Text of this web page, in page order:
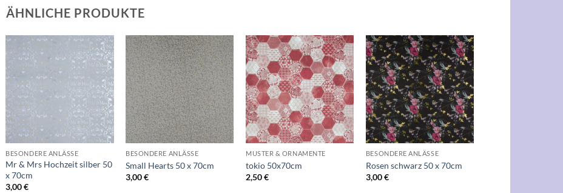
ÄHNLICHE PRODUKTE
Auf die
Wunschliste
+
BESONDERE ANLÄSSE
Mr & Mrs Hochzeit silber 50
x 70cm
3,00€
Auf die
Wunschliste
+
BESONDERE ANLÄSSE
Small Hearts 50 x 70cm
3,00€
Auf die
Wunschliste
+
MUSTER & ORNAMENTE
tokio 50x70cm
2,50€
Auf die
Wunschliste
+
BESONDERE ANLÄSSE
Rosen schwarz 50 x 70cm
3,00€